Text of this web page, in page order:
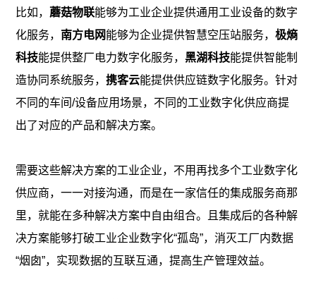
比如， 蘑菇物联能够为工业企业提供通用工业设备的数字
化服务， 南方电网能够为企业提供智慧空压站服务，极熵
科技能提供整厂电力数字化服务，黑湖科技能提供智能制
造协同系统服务，携客云能提供供应链数字化服务。针对
不同的车间/设备应用场景，不同的工业数字化供应商提
出了对应的产品和解决方案。
需要这些解决方案的工业企业，不用再找多个工业数字化
供应商，一一对接沟通，而是在一家信任的集成服务商那
里，就能在多种解决方案中自由组合。且集成后的各种解
决方案能够打破工业企业数字化“孤岛”，消灭工厂内数据
“烟囱”，实现数据的互联互通，提高生产管理效益。